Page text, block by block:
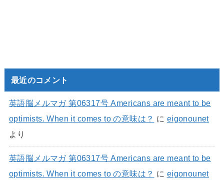
最近のコメント
英語脳メルマガ 第06317号 Americans are meant to be
optimists. When it comes to の意味は？ に eigonounet
より
英語脳メルマガ 第06317号 Americans are meant to be
optimists. When it comes to の意味は？ に eigonounet